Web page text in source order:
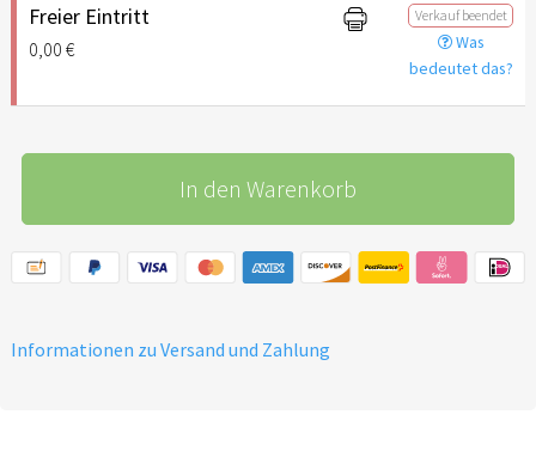
Freier Eintritt
0,00 €
Verkauf beendet
Was
bedeutet das?
In den Warenkorb
Informationen zu Versand und Zahlung